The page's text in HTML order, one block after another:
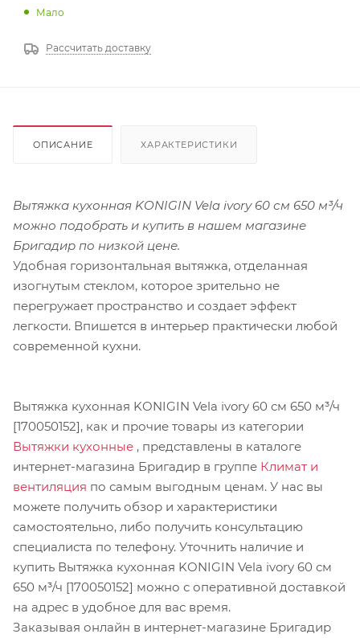
Мало
Рассчитать доставку
ОПИСАНИЕ ХАРАКТЕРИСТИКИ
Вытяжка кухонная KONIGIN Vela ivory 60 см 650 м³/ч
можно подобрать и купить в нашем магазине
Бригадир по низкой цене.
Удобная горизонтальная вытяжка, отделанная
изогнутым стеклом, которое зрительно не
перегружает пространство и создает эффект
легкости. Впишется в интерьер практически любой
современной кухни.
Вытяжка кухонная KONIGIN Vela ivory 60 см 650 м³/ч
[170050152], как и прочие товары из категории
Вытяжки кухонные , представлены в каталоге
интернет-магазина Бригадир в группе Климат и
вентиляция по самым выгодным ценам. У нас вы
можете получить обзор и характеристики
самостоятельно, либо получить консультацию
специалиста по телефону. Уточнить наличие и
купить Вытяжка кухонная KONIGIN Vela ivory 60 см
650 м³/ч [170050152] можно с оперативной доставкой
на адрес в удобное для вас время.
Заказывая онлайн в интернет-магазине Бригадир